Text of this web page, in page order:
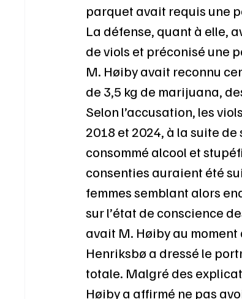
parquet avait requis une
La défense, quant à elle,
de viols et préconisé une
M. Høiby avait reconnu
de 3,5 kg de marijuana,
Selon l’accusation, les
2018 et 2024, à la suite
consommé alcool et
consenties auraient été
femmes semblant alors
sur l’état de conscience
avait M. Høiby au
Henriksbø a dressé le
totale. Malgré des
Høiby a affirmé ne pas